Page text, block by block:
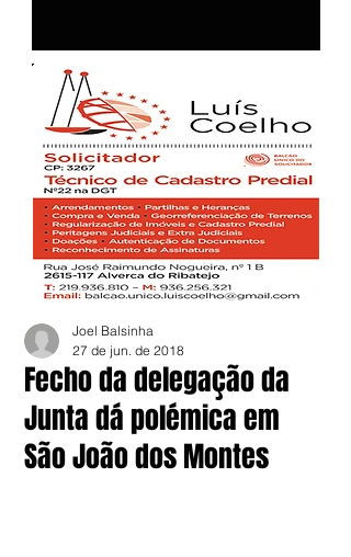
Fecho da delegação da
Junta dá polémica em
São João dos Montes
Joel Balsinha
27 de jun. de 2018